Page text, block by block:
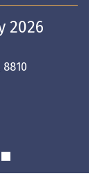
2026